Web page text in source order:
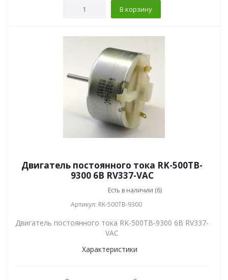
В корзину
Двигатель постоянного тока RK-500TB-
9300 6В RV337-VAC
Есть в наличии (6)
Артикул: RK-500TB-9300
Двигатель постоянного тока RK-500TB-9300 6В RV337-
VAC
Характеристики